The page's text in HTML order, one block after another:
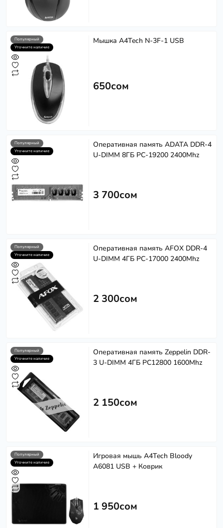
Популярный
Уточните наличие
Мышка A4Tech N-3F-1 USB
650сом
Популярный
Уточните наличие
Оперативная память ADATA DDR-4
U-DIMM 8ГБ PC-19200 2400Mhz
3 700сом
Популярный
Уточните наличие
Оперативная память AFOX DDR-4
U-DIMM 4ГБ PC-17000 2400Mhz
2 300сом
Популярный
Уточните наличие
Оперативная память Zeppelin DDR-
3 U-DIMM 4ГБ PC12800 1600Mhz
2 150сом
Популярный
Уточните наличие
Игровая мышь A4Tech Bloody
A6081 USB + Коврик
1 950сом